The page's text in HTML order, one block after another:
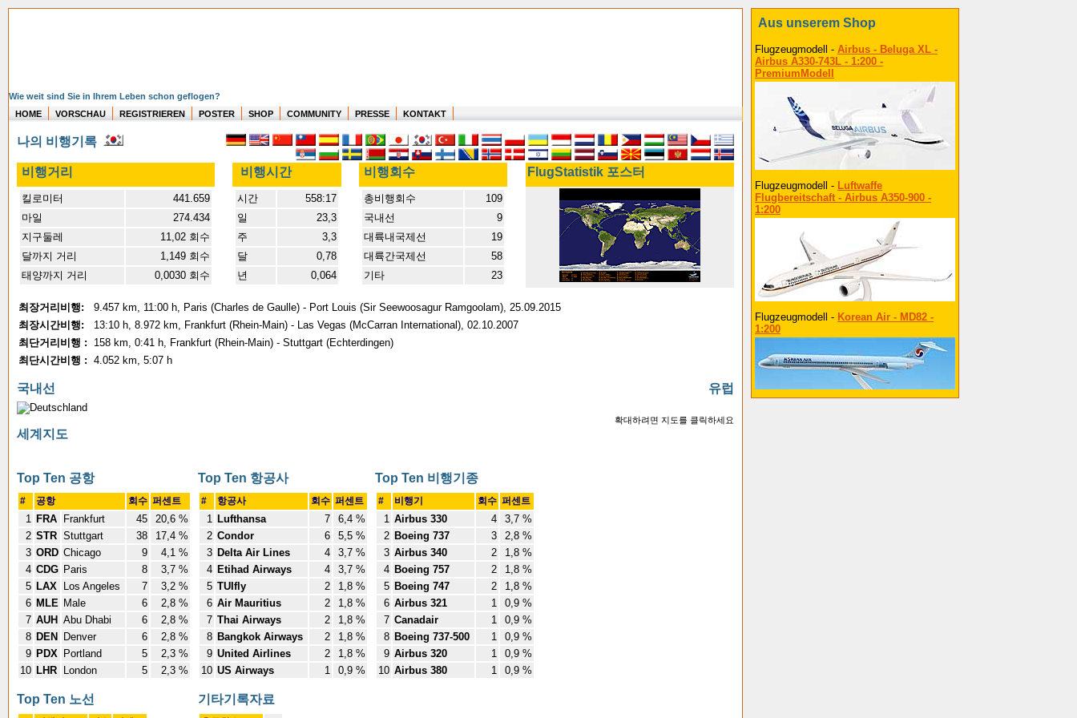
Wie weit sind Sie in Ihrem Leben schon geflogen?
HOME
VORSCHAU REGISTRIEREN POSTER SHOP COMMUNITY PRESSE KONTAKT
나의 비행기록
비행거리 비행시간 비행회수 FlugStatistik 포스터
킬로미터
441.659
마일
274.434
지구둘레
11,02 회수
달까지 거리
1,149 회수
태양까지 거리
0,0030 회수
시간
558:17
일
23,3
주
3,3
달
0,78
년
0,064
총비행회수
109
국내선
9
대륙내국제선
19
대륙간국제선
58
기타
23
최장거리비행:
9.457 km, 11:00 h, Paris (Charles de Gaulle) - Port Louis (Sir Seewoosagur Ramgoolam), 25.09.2015
최장시간비행:
13:10 h, 8.972 km, Frankfurt (Rhein-Main) - Las Vegas (McCarran International), 02.10.2007
최단거리비행 :
158 km, 0:41 h, Frankfurt (Rhein-Main) - Stuttgart (Echterdingen)
최단시간비행 : 4.052 km, 5:07 h
국내선 유럽
확대하려면 지도를 클릭하세요
세계지도
Top Ten 공항
# 공항 회수 퍼센트
1 FRA Frankfurt 45
20,6 %
2 STR Stuttgart 38
17,4 %
3 ORD Chicago 9
4,1 %
4 CDG Paris 8
3,7 %
5 LAX Los Angeles 7
3,2 %
6 MLE Male 6
2,8 %
7 AUH Abu Dhabi 6
2,8 %
8 DEN Denver 6
2,8 %
9 PDX Portland 5
2,3 %
10 LHR London 5 2,3 %
Top Ten 항공사
# 항공사 회수 퍼센트
1 Lufthansa 7
6,4 %
2 Condor 6
5,5 %
3 Delta Air Lines 4
3,7 %
4 Etihad Airways 4
3,7 %
5 TUIfly 2
1,8 %
6 Air Mauritius 2
1,8 %
7 Thai Airways 2
1,8 %
8 Bangkok Airways 2
1,8 %
9 United Airlines 2
1,8 %
10 US Airways 1 0,9 %
Top Ten 비행기종
# 비행기 회수 퍼센트
1 Airbus 330 4
3,7 %
2 Boeing 737 3
2,8 %
3 Airbus 340 2
1,8 %
4 Boeing 757 2
1,8 %
5 Boeing 747 2
1,8 %
6 Airbus 321 1
0,9 %
7 Canadair 1
0,9 %
8 Boeing 737-500 1
0,9 %
9 Airbus 320 1
0,9 %
10 Airbus 380 1 0,9 %
Top Ten 노선 기타기록자료
Aus unserem Shop
Flugzeugmodell - Airbus - Beluga XL -
Airbus A330-743L - 1:200 -
PremiumModell
Flugzeugmodell - Luftwaffe
Flugbereitschaft - Airbus A350-900 -
1:200
Flugzeugmodell - Korean Air - MD82 -
1:200